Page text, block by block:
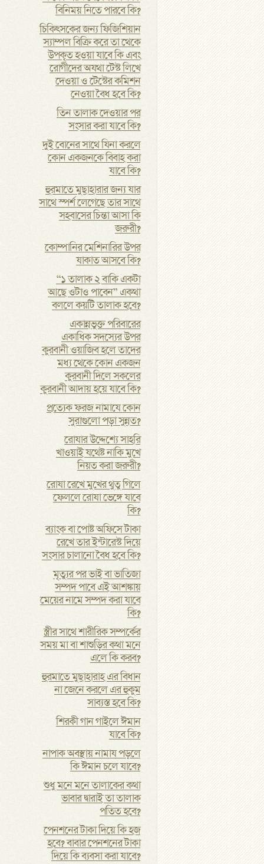
বিনিময় নিতে পারবে কি?
চিকিৎসকের জন্য ফিজিশিয়ান
স্যাম্পল বিক্রি করে তা থেকে
উপকৃত হওয়া যাবে কি এবং
রোগীদের অযথা টেস্ট লিখে
দেওয়া ও টেস্টের কমিশন
নেওয়া বৈধ হবে কি?
তিন তালাক দেওয়ার পর
সংসার করা যাবে কি?
দুই বোনের সাথে যিনা করলে
কোন একজনকে বিবাহ করা
যাবে কি?
হুরমাতে মুছাহারার জন্য যার
সাথে স্পর্শ লেগেছে তার সাথে
সহবাসের চিন্তা আসা কি
জরুরী?
কোম্পানির মেশিনারির উপর
যাকাত আসবে কি?
“১ তালাক ২ বাকি একটা
আছে ওটাও পাবেন” একথা
বললে কয়টি তালাক হবে?
একান্নভুক্ত পরিবারের
একাধিক সদস্যের উপর
কুরবানী ওয়াজিব হলে তাদের
মধ্য থেকে কোন একজন
কুরবানী দিলে সকলের
কুরবানী আদায় হয়ে যাবে কি?
প্রত্যেক ফরজ নামাযে কোন
সুরাগুলো পড়া সুন্নত?
রোযার উদ্দেশ্যে সাহরি
খাওয়াই যথেষ্ট নাকি মুখে
নিয়ত করা জরুরী?
রোযা রেখে মুখের থুতু গিলে
ফেললে রোযা ভেঙ্গে যাবে
কি?
ব্যাংক বা পোষ্ট অফিসে টাকা
রেখে তার ইন্টারেস্ট দিয়ে
সংসার চালানো বৈধ হবে কি?
মৃত্যুর পর ভাই বা ভাতিজা
সম্পদ পাবে এই আশঙ্কায়
মেয়ের নামে সম্পদ করা যাবে
কি?
স্ত্রীর সাথে শারীরিক সম্পর্কের
সময় মা বা শাশুড়ির কথা মনে
এলে কি করব?
হুরমাতে মুছাহারাহ এর বিধান
না জেনে করলে এর হুকুম
সাব্যস্ত হবে কি?
শিরকী গান গাইলে ঈমান
যাবে কি?
নাপাক অবস্থায় নামায পড়লে
কি ঈমান চলে যাবে?
শুধু মনে মনে তালাকের কথা
ভাবার দ্বারাই তা তালাক
পতিত হবে?
পেনশনের টাকা দিয়ে কি হজ
হবে? বাবার পেনশনের টাকা
দিয়ে কি ব্যবসা করা যাবে?